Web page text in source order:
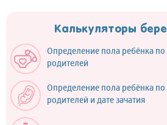
Калькуляторы
Определение пола ребёнка по
родителей
Определение пола ребёнка
родителей и дате зачатия